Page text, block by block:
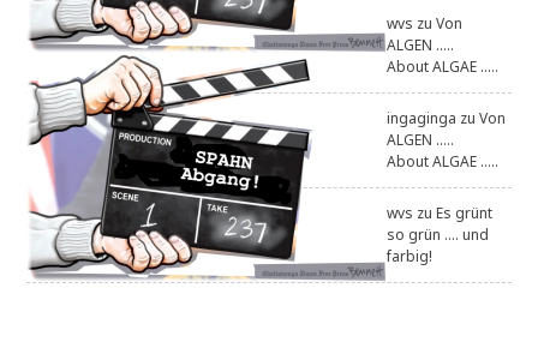
wvs zuVon
ALGEN .....
About ALGAE .....
ingaginga zuVon
ALGEN .....
About ALGAE .....
wvs zuEs grünt
so grün .... und
farbig!